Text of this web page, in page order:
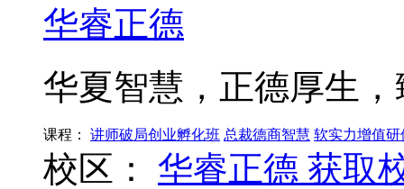
华睿正德
华夏智慧，正德厚生
课程： 讲师破局创业孵化班 总裁德商智慧 软实力增值研
校区： 华睿正德 获取